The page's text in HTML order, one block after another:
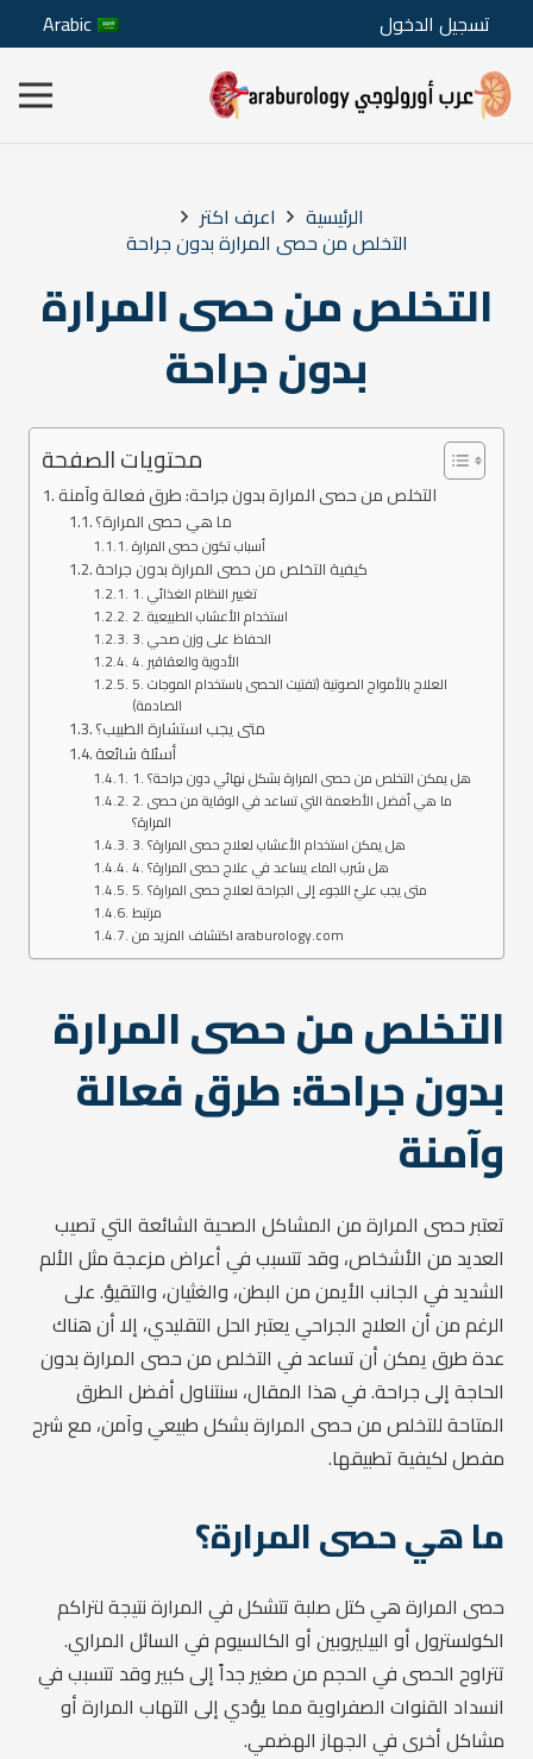
تسجيل الدخول Arabic
الرئيسية اعرف اكتر
التخلص من حصى المرارة بدون جراحة
التخلص من حصى المرارة
بدون جراحة
محتويات الصفحة
التخلص من حصى المرارة بدون جراحة: طرق فعالة وآمنة
ما هي حصى المرارة؟
أسباب تكون حصى المرارة
كيفية التخلص من حصى المرارة بدون جراحة
1. تغيير النظام الغذائي
2. استخدام الأعشاب الطبيعية
3. الحفاظ على وزن صحي
4. الأدوية والعقاقير
5. العلاج بالأمواج الصوتية (تفتيت الحصى باستخدام الموجات
الصادمة)
متى يجب استشارة الطبيب؟
أسئلة شائعة
1. هل يمكن التخلص من حصى المرارة بشكل نهائي دون جراحة؟
2. ما هي أفضل الأطعمة التي تساعد في الوقاية من حصى
المرارة؟
3. هل يمكن استخدام الأعشاب لعلاج حصى المرارة؟
4. هل شرب الماء يساعد في علاج حصى المرارة؟
5. متى يجب عليّ اللجوء إلى الجراحة لعلاج حصى المرارة؟
مرتبط
اكتشاف المزيد من araburology.com
التخلص من حصى المرارة
بدون جراحة: طرق فعالة
وآمنة
تعتبر حصى المرارة من المشاكل الصحية الشائعة التي تصيب
العديد من الأشخاص، وقد تتسبب في أعراض مزعجة مثل الألم
الشديد في الجانب الأيمن من البطن، والغثيان، والتقيؤ. على
الرغم من أن العلاج الجراحي يعتبر الحل التقليدي، إلا أن هناك
عدة طرق يمكن أن تساعد في التخلص من حصى المرارة بدون
الحاجة إلى جراحة. في هذا المقال، سنتناول أفضل الطرق
المتاحة للتخلص من حصى المرارة بشكل طبيعي وآمن، مع شرح
مفصل لكيفية تطبيقها.
ما هي حصى المرارة؟
حصى المرارة هي كتل صلبة تتشكل في المرارة نتيجة لتراكم
الكولسترول أو البيليروبين أو الكالسيوم في السائل المراري.
تتراوح الحصى في الحجم من صغير جداً إلى كبير وقد تتسبب في
انسداد القنوات الصفراوية مما يؤدي إلى التهاب المرارة أو
مشاكل أخرى في الجهاز الهضمي.